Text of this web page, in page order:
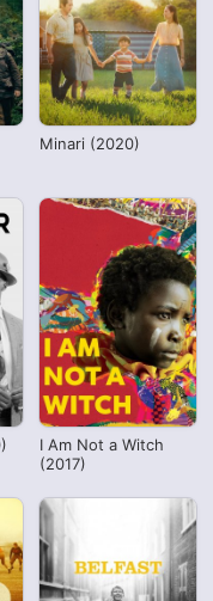
Minari (2020)
I Am Not a Witch
(2017)